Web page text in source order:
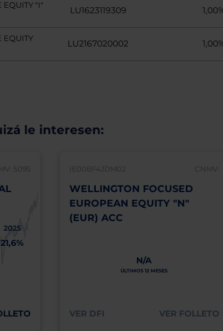
EQUITY "I"
LU1623119309
EQUITY
LU2167020002
le interesen:
5095
2025
21,6%
IE00BF4JDM02 CNMV:
WELLINGTON FOCUSED
EUROPEAN EQUITY "N"
(EUR) ACC
N/A
ÚLTIMOS 12 MESES
VER DFI VER FOLLETO